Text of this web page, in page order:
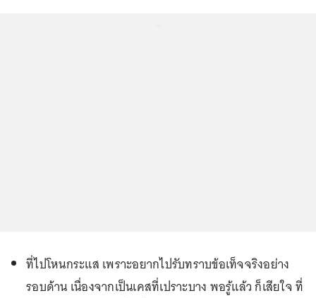
ที่ไปโหนกระแส เพราะอยากไปรับทราบข้อเท็จจริงอย่าง
รอบด้าน เนื่องจากเป็นเคสที่เปราะบาง พอรู้แล้ว ก็เสียใจ ที่